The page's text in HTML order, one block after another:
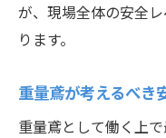
が、現場全体の安全
ります。
重量鳶が考えるべき
重量鳶として働く上